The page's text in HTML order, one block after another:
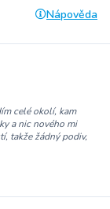
Nápověda
celé okolí, kam
a nic nového mi
takže žádný podiv,